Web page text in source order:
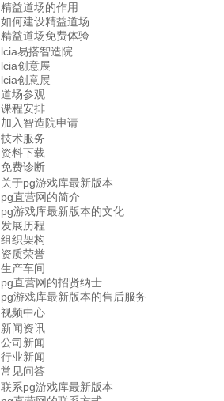
精益道场的作用
如何建设精益道场
精益道场免费体验
lcia易搭智造院
lcia创意展
lcia创意展
道场参观
课程安排
加入智造院申请
技术服务
资料下载
免费诊断
关于pg游戏库最新版本
pg直营网的简介
pg游戏库最新版本的文化
发展历程
组织架构
资质荣誉
生产车间
pg直营网的招贤纳士
pg游戏库最新版本的售后服务
视频中心
新闻资讯
公司新闻
行业新闻
常见问答
联系pg游戏库最新版本